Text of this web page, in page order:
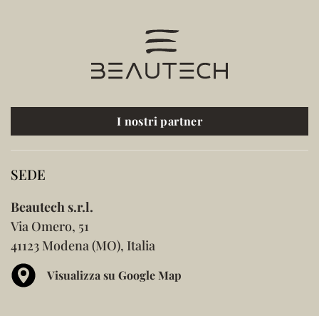
I nostri partner
SEDE
Beautech s.r.l.
Via Omero, 51
41123 Modena (MO), Italia
Visualizza su Google Map